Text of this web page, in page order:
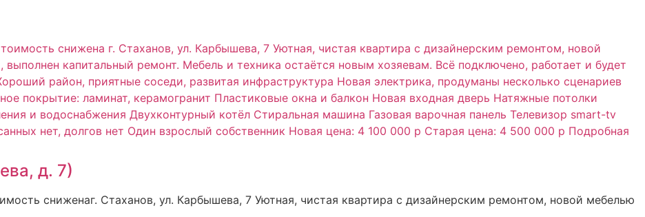
д. 7)
сниженаг. Стаханов, ул. Карбышева, 7 Уютная, чистая квартира с дизайнерским ремонтом, новой мебелью